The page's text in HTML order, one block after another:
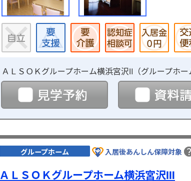
ＡＬＳＯＫグループホーム横浜宮沢Ⅱ（グループホー
見学予約
グループホーム 入居後あんしん保障対象
ＡＬＳＯＫグループホーム横浜宮沢Ⅲ